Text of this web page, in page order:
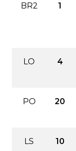
BR2 1
LO 4
PO 20
LS 10